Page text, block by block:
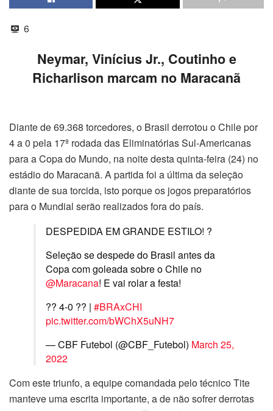
6
Neymar, Vinícius Jr., Coutinho e
Richarlison marcam no Maracanã
Diante de 69.368 torcedores, o Brasil derrotou o Chile por
4 a 0 pela 17ª rodada das Eliminatórias Sul-Americanas
para a Copa do Mundo, na noite desta quinta-feira (24) no
estádio do Maracanã. A partida foi a última da seleção
diante de sua torcida, isto porque os jogos preparatórios
para o Mundial serão realizados fora do país.
DESPEDIDA EM GRANDE ESTILO! ?
Seleção se despede do Brasil antes da
Copa com goleada sobre o Chile no
@Maracana! E vai rolar a festa!
?? 4-0 ?? | #BRAxCHI
pic.twitter.com/bWChX5uNH7
— CBF Futebol (@CBF_Futebol) March 25,
2022
Com este triunfo, a equipe comandada pelo técnico Tite
manteve uma escrita importante, a de não sofrer derrotas